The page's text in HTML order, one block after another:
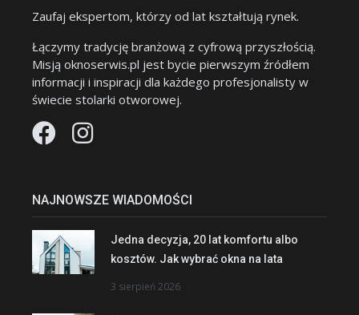
Zaufaj ekspertom, którzy od lat kształtują rynek.
Łączymy tradycję branżową z cyfrową przyszłością.
Misją oknoserwis.pl jest bycie pierwszym źródłem
informacji i inspiracji dla każdego profesjonalisty w
świecie stolarki otworowej.
NAJNOWSZE WIADOMOŚCI
Jedna decyzja, 20 lat komfortu albo
kosztów. Jak wybrać okna na lata
3 sierpień 2026